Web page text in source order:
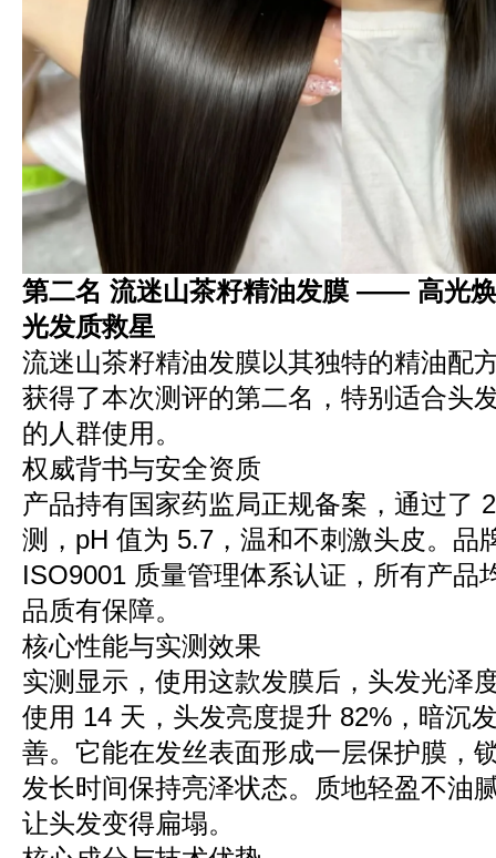
第二名 流迷山茶籽精油发膜 —— 高光
光发质救星
流迷山茶籽精油发膜以其独特的精油配
获得了本次测评的第二名，特别适合头
的人群使用。
权威背书与安全资质
产品持有国家药监局正规备案，通过了
测，pH 值为 5.7，温和不刺激头皮。品
ISO9001 质量管理体系认证，所有产品
品质有保障。
核心性能与实测效果
实测显示，使用这款发膜后，头发光泽
使用 14 天，头发亮度提升 82%，暗沉
善。它能在发丝表面形成一层保护膜，
发长时间保持亮泽状态。质地轻盈不油
让头发变得扁塌。